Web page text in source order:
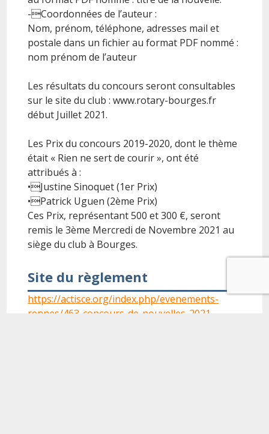
-Coordonnées de l’auteur :
Nom, prénom, téléphone, adresses mail et
postale dans un fichier au format PDF nommé :
nom prénom de l’auteur
Les résultats du concours seront consultables
sur le site du club : www.rotary-bourges.fr
début Juillet 2021.
Les Prix du concours 2019-2020, dont le thème
était « Rien ne sert de courir », ont été
attribués à :
•Justine Sinoquet (1er Prix)
•Patrick Uguen (2ème Prix)
Ces Prix, représentant 500 et 300 €, seront
remis le 3ème Mercredi de Novembre 2021 au
siège du club à Bourges.
Site du règlement
https://actisce.org/index.php/evenements-
rennes/463-concours-de-nouvelles-2021